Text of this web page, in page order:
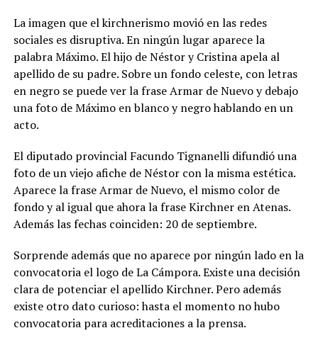
La imagen que el kirchnerismo movió en las redes
sociales es disruptiva. En ningún lugar aparece la
palabra Máximo. El hijo de Néstor y Cristina apela al
apellido de su padre. Sobre un fondo celeste, con letras
en negro se puede ver la frase Armar de Nuevo y debajo
una foto de Máximo en blanco y negro hablando en un
acto.
El diputado provincial Facundo Tignanelli difundió una
foto de un viejo afiche de Néstor con la misma estética.
Aparece la frase Armar de Nuevo, el mismo color de
fondo y al igual que ahora la frase Kirchner en Atenas.
Además las fechas coinciden: 20 de septiembre.
Sorprende además que no aparece por ningún lado en la
convocatoria el logo de La Cámpora. Existe una decisión
clara de potenciar el apellido Kirchner. Pero además
existe otro dato curioso: hasta el momento no hubo
convocatoria para acreditaciones a la prensa.